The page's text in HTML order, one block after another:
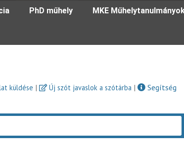
PhD műhely MKE
küldése | Új szót javaslok a szótárba |
Segítség